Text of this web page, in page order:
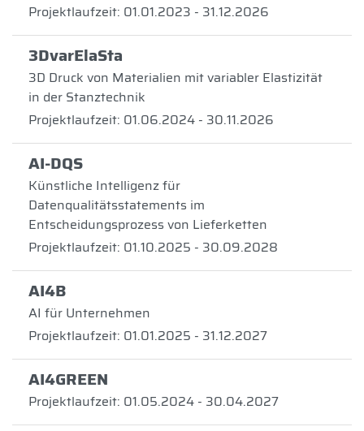
Projektlaufzeit: 01.01.2023 - 31.12.2026
3DvarElaSta
3D Druck von Materialien mit variabler Elastizität
in der Stanztechnik
Projektlaufzeit: 01.06.2024 - 30.11.2026
AI-DQS
Künstliche Intelligenz für
Datenqualitätsstatements im
Entscheidungsprozess von Lieferketten
Projektlaufzeit: 01.10.2025 - 30.09.2028
AI4B
AI für Unternehmen
Projektlaufzeit: 01.01.2025 - 31.12.2027
AI4GREEN
Projektlaufzeit: 01.05.2024 - 30.04.2027